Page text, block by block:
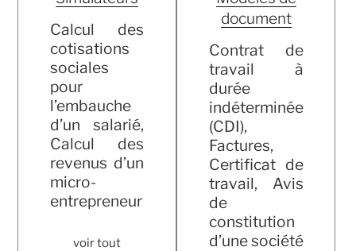
Calcul des
cotisations
sociales
pour
l’embauche
d’un salarié,
Calcul des
revenus d’un
micro-
entrepreneur
voir tout
document
Contrat de
travail à
durée
indéterminée
(CDI),
Factures,
Certificat de
travail, Avis
de
constitution
d’une société